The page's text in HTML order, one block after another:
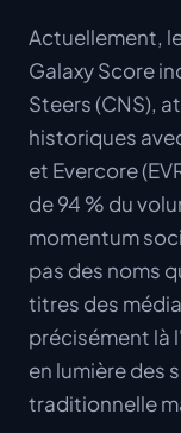
Actuellement,
Galaxy Score
Steers (CNS),
historiques
et Evercore
de 94 % du
momentum
pas des noms
titres des
précisément là
en lumière des
traditionnelle